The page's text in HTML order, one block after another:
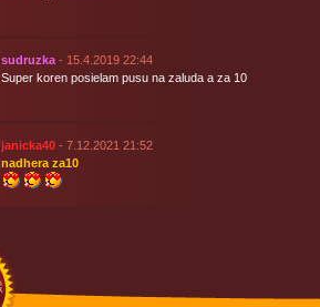
sudruzka- 15.4.2019 22:44
Super koren posielam pusu na zaluda a za 10
janicka40- 7.12.2021 21:52
nadhera za10